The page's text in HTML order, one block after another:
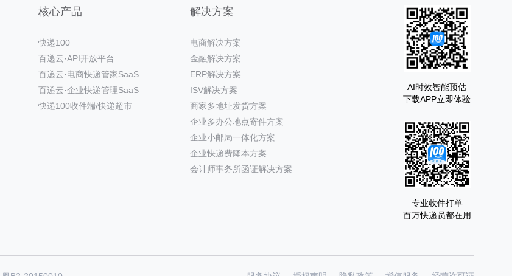
核心产品
快递100
百递云·API开放平台
百递云·电商快递管家SaaS
百递云·企业快递管理SaaS
快递100收件端/快递超市
解决方案
电商解决方案
金融解决方案
ERP解决方案
ISV解决方案
商家多地址发货方案
企业多办公地点寄件方案
企业小邮局一体化方案
企业快递费降本方案
会计师事务所函证解决方案
AI时效智能预估
下载APP立即体验
专业收件打单
百万快递员都在用